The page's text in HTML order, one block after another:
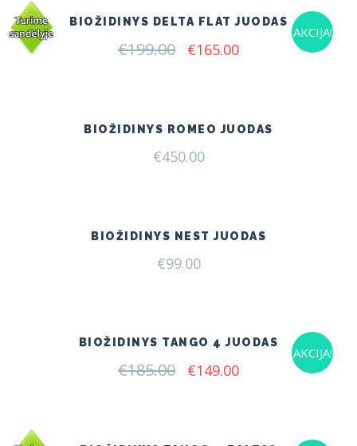
AKCIJA!
BIOŽIDINYS DELTA FLAT JUODAS
€199.00 Original
€165.00Current
BIOŽIDINYS ROMEO JUODAS
€450.00
BIOŽIDINYS NEST JUODAS
€99.00
AKCIJA!
BIOŽIDINYS TANGO 4 JUODAS
€185.00 Original
€149.00Current